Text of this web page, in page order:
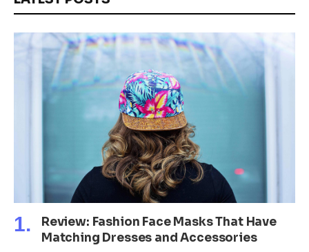
Review: Fashion Face Masks That Have
Matching Dresses and Accessories